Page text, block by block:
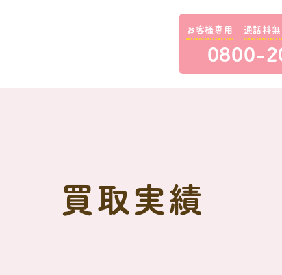
お客様専用 通話料
0800-
買取実績